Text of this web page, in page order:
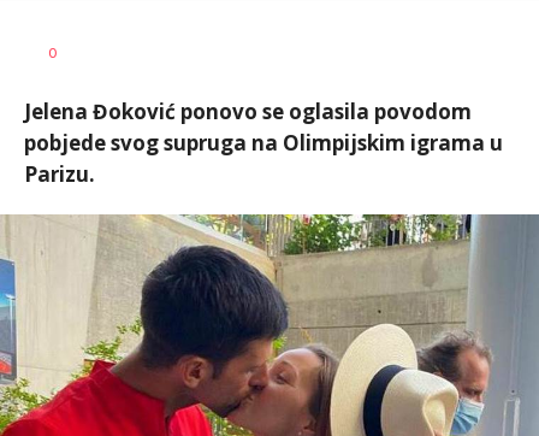
0
Jelena Đoković ponovo se oglasila povodom
pobjede svog supruga na Olimpijskim igrama u
Parizu.